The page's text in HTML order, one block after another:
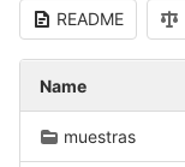
README
Name
muestras